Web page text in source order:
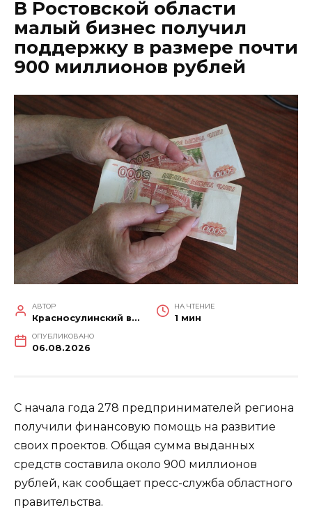
В Ростовской области
малый бизнес получил
поддержку в размере почти
900 миллионов рублей
АВТОР
Красносулинский вестник
НА ЧТЕНИЕ
1 мин
ОПУБЛИКОВАНО
06.08.2026
С начала года 278 предпринимателей региона
получили финансовую помощь на развитие
своих проектов. Общая сумма выданных
средств составила около 900 миллионов
рублей, как сообщает пресс-служба областного
правительства.